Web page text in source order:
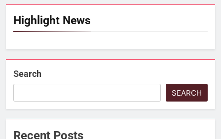
Highlight News
Search
SEARCH
Recent Posts